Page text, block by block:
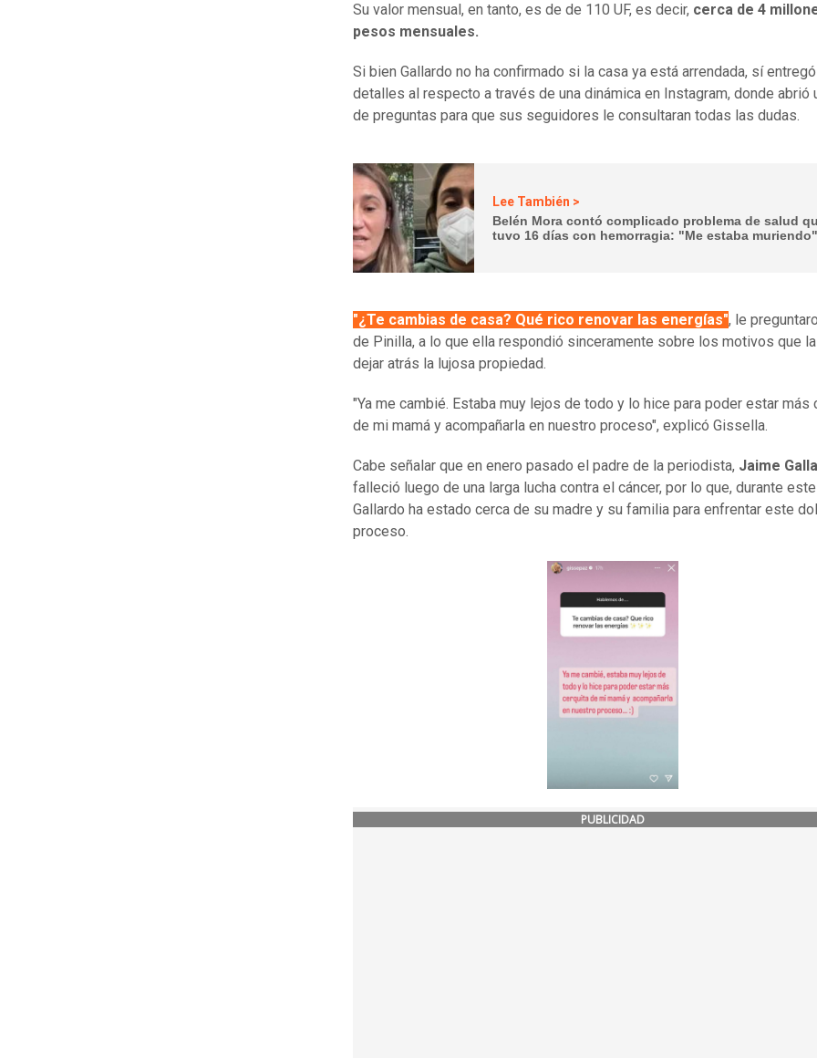
Su valor mensual, en tanto, es de de 110 UF, es decir, cerca de 4
pesos mensuales.
Si bien Gallardo no ha confirmado si la casa ya está arrendada, sí
detalles al respecto a través de una dinámica en Instagram, donde abrió
de preguntas para que sus seguidores le consultaran todas las dudas.
Lee También >
Belén Mora contó complicado problema de salud
tuvo 16 días con hemorragia: "Me estaba
"¿Te cambias de casa? Qué rico renovar las energías", le
de Pinilla, a lo que ella respondió sinceramente sobre los motivos que
dejar atrás la lujosa propiedad.
"Ya me cambié. Estaba muy lejos de todo y lo hice para poder estar más
de mi mamá y acompañarla en nuestro proceso", explicó Gissella.
Cabe señalar que en enero pasado el padre de la periodista, Jaime
falleció luego de una larga lucha contra el cáncer, por lo que, durante
Gallardo ha estado cerca de su madre y su familia para enfrentar este
proceso.
PUBLICIDAD